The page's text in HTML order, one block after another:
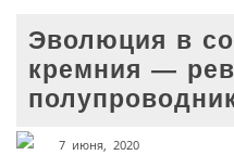
Эволюция в
кремния —
7 июня, 2020